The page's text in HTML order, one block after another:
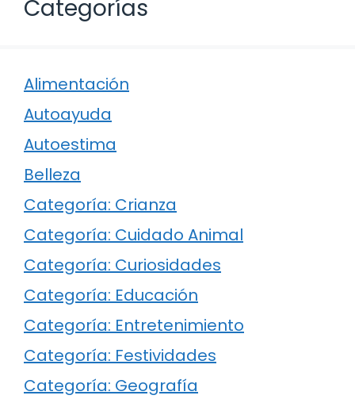
Categorías
Alimentación
Autoayuda
Autoestima
Belleza
Categoría: Crianza
Categoría: Cuidado Animal
Categoría: Curiosidades
Categoría: Educación
Categoría: Entretenimiento
Categoría: Festividades
Categoría: Geografía